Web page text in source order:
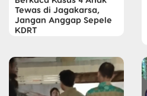
Tewas di Jagakarsa,
Jangan Anggap Sepele
KDRT